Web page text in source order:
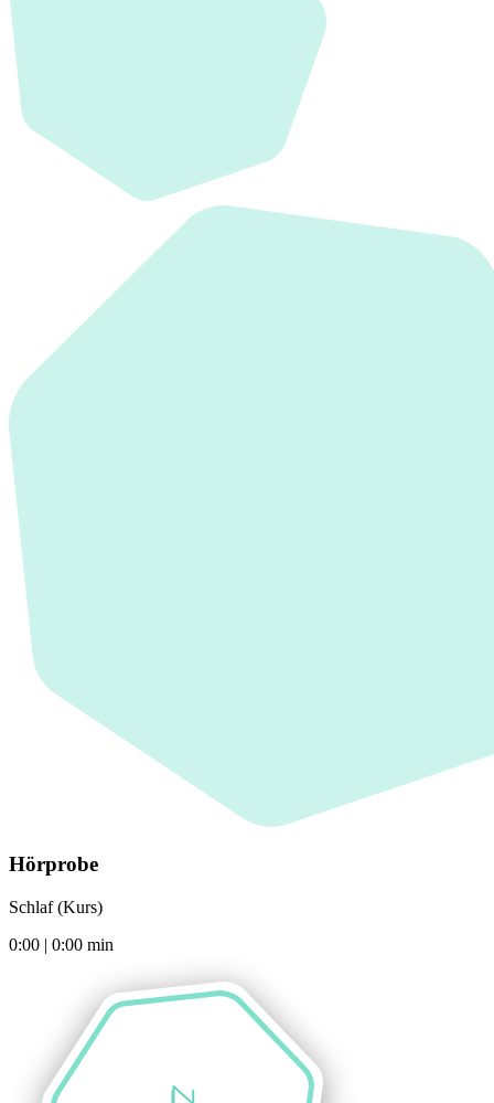
Hörprobe
Schlaf (Kurs)
0:00 | 0:00 min